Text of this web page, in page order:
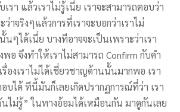
เรา แล้วเราไม่รู้เนี่ย เราจะสามารถตอบว่า
ว่าจริงๆแล้วการที่เราจะบอกว่าเราไม่
ๆได้เนี่ย บางทีอาจจะเป็นเพราะว่าเรา
จึงทำให้เราไม่สามารถ Confirm กับคำ
องเราไม่ได้เชี่ยวชาญด้านนั้นมากพอ เรา
บได้ ทีนี้มันก็เลยเกิดปรากฏการณ์ที่ว่า เรา
ไม่รู้” ในทางอ้อมได้เหมือนกัน มาดูกันเลย